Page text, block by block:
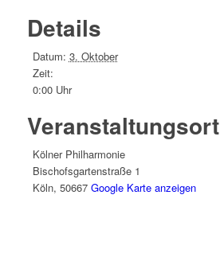
Details
Datum: 3. Oktober
Zeit:
0:00 Uhr
Veranstaltungsort
Kölner Philharmonie
Bischofsgartenstraße 1
Köln, 50667 Google Karte anzeigen